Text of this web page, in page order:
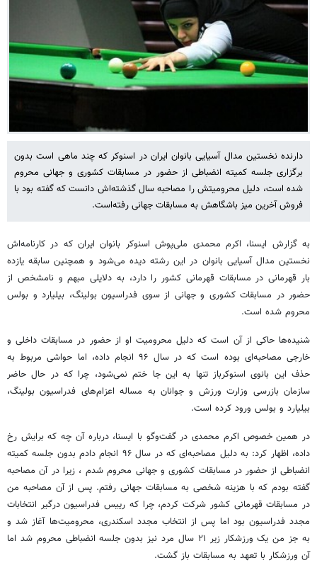
دارنده نخستین مدال آسیایی بانوان ایران در اسنوکر که چند ماهی است بدون
برگزاری جلسه کمیته انضباطی از حضور در مسابقات کشوری و جهانی محروم
شده است، دلیل محرومیتش را مصاحبه سال گذشته‌اش دانست که گفته بود با
فروش آخرین میز باشگاهش به مسابقات جهانی رفته‌است.
به‌ گزارش ‌ایسنا، اکرم محمدی ملی‌پوش اسنوکر بانوان ایران که در کارنامه‌اش
نخستین مدال آسیایی بانوان در این رشته دیده می‌شود و همچنین سابقه یازده
بار قهرمانی در مسابقات قهرمانی کشور را دارد، به دلایلی مبهم و نامشخص از
حضور در مسابقات کشوری و جهانی از سوی فدراسیون بولینگ، بیلیارد و بولس
محروم شده است.
شنیده‌ها حاکی از آن است که دلیل محرومیت او از حضور در مسابقات داخلی و
خارجی مصاحبه‌ای بوده است که در سال ۹۶ انجام داده، اما حواشی مربوط به
حذف این بانوی اسنوکرباز تنها به این جا ختم نمی‌شود، چرا که در حال‌ حاضر
سازمان بازرسی وزارت ورزش و جوانان به مساله اعزام‌های فدراسیون بولینگ،
بیلیارد و بولس ورود کرده است.
در همین خصوص اکرم محمدی در گفت‌وگو با ایسنا، درباره آن چه که برایش رخ
داده، اظهار کرد: به دلیل مصاحبه‌ای که در سال ۹۶ انجام دادم بدون جلسه کمیته‌
انضباطی از حضور در مسابقات کشوری و جهانی محروم شدم ، زیرا در آن مصاحبه
گفته بودم که با هزینه شخصی به مسابقات جهانی رفتم. پس از آن مصاحبه من
در مسابقات قهرمانی کشور شرکت کردم، چرا که رییس فدراسیون درگیر انتخابات
مجدد فدراسیون بود اما پس از انتخاب مجدد اسکندری، محرومیت‌ها آغاز شد و
به جز من یک ورزشکار زیر ۲۱ سال مرد نیز بدون جلسه انضباطی محروم شد اما
آن ورزشکار با تعهد به مسابقات باز گشت.